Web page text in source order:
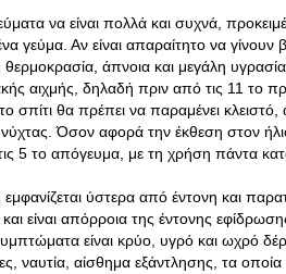
να είναι πολλά και συχνά,
γεύμα. Αν είναι απαραίτητο να γίνουν
άπνοια και μεγάλη
αιχμής, δηλαδή πριν από τις 11 το
σπίτι θα πρέπει να παραμένει
νύχτας. Όσον αφορά την έκθεση στον
5 το απόγευμα, με τη χρήση πάντα
ύστερα από έντονη και
είναι απόρροια της έντονης
είναι κρύο, υγρό και ωχρό
ναυτία, αίσθημα εξάντλησης, τα οποία